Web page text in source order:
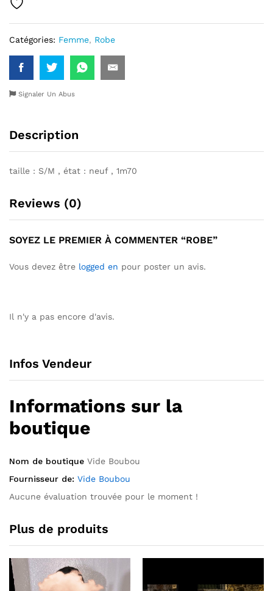
Catégories: Femme, Robe
Signaler Un Abus
Description
taille : S/M , état : neuf , 1m70
Reviews (0)
SOYEZ LE PREMIER À COMMENTER “ROBE”
Vous devez être logged en pour poster un avis.
Il n'y a pas encore d'avis.
Infos Vendeur
Informations sur la
boutique
Nom de boutique Vide Boubou
Fournisseur de: Vide Boubou
Aucune évaluation trouvée pour le moment !
Plus de produits